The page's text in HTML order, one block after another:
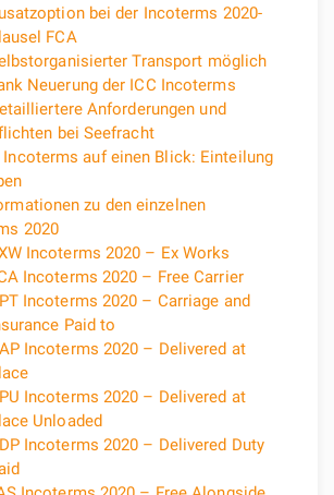
bei der Incoterms 2020-
FCA
Transport möglich
Neuerung der ICC Incoterms
Anforderungen und
bei Seefracht
Incoterms auf einen Blick: Einteilung
zu den einzelnen
2020
Incoterms 2020 – Ex Works
Incoterms 2020 – Free Carrier
Incoterms 2020 – Carriage and
Paid to
Incoterms 2020 – Delivered at
Incoterms 2020 – Delivered at
Unloaded
Incoterms 2020 – Delivered Duty